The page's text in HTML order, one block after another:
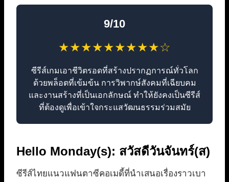
9/10
★★★★★★★★★☆
ซีรีส์เกมเอาชีวิตรอดที่สร้างปรากฏการณ์ทั่วโลก
ด้วยพล็อตที่เข้มข้น การวิพากษ์สังคมที่เฉียบคม
และงานสร้างที่เป็นเอกลักษณ์ ทำให้ยังคงเป็นซีรีส์
ที่ต้องดูเพื่อเข้าใจกระแสวัฒนธรรมร่วมสมัย
Hello Monday(s): สวัสดีวันจันทร์(ส)
ซีรีส์ไทยแนวแฟนตาซีคอเมดี้ที่นำเสนอเรื่องราวเบา